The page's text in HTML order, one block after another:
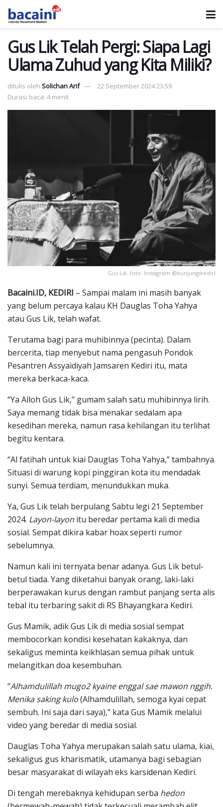
Gus Lik Telah Pergi: Siapa Lagi
Ulama Zuhud yang Kita Miliki?
ditulis oleh Solichan Arif
22 September 2024 23:59
Durasi baca: 4 menit
Gus Lik. foto: Instagram @kunjungikediri
Bacaini.ID, KEDIRI – Sampai malam ini masih banyak
yang belum percaya kalau KH Dauglas Toha Yahya
atau Gus Lik, telah wafat.
Terutama bagi para muhibinnya (pecinta). Dalam
bercerita, tiap menyebut nama pengasuh Pondok
Pesantren Assyaidiyah Jamsaren Kediri itu, mata
mereka berkaca-kaca.
“Ya Alloh Gus Lik,” gumam salah satu muhibinnya lirih.
Saya memang tidak bisa menakar sedalam apa
kesedihan mereka, namun rasa kehilangan itu terlihat
begitu kentara.
“Al fatihah untuk kiai Dauglas Toha Yahya,” tambahnya.
Situasi di warung kopi pinggiran kota itu mendadak
sunyi. Semua terdiam, menundukkan muka.
Ya, Gus Lik telah berpulang Sabtu legi 21 September
2024. Layon-layon itu beredar pertama kali di media
sosial. Sempat dikira kabar hoax seperti rumor
sebelumnya.
Namun kali ini ternyata benar adanya. Gus Lik betul-
betul tiada. Yang diketahui banyak orang, laki-laki
berperawakan kurus dengan rambut panjang serta alis
tebal itu terbaring sakit di RS Bhayangkara Kediri.
Gus Mamik, adik Gus Lik di media sosial sempat
membocorkan kondisi kesehatan kakaknya, dan
sekaligus meminta keikhlasan semua pihak untuk
melangitkan doa kesembuhan.
“Alhamdulillah mugo2 kyaine enggal sae mawon nggih.
Menika saking kulo(Alhamdulillah, semoga kyai cepat
sembuh. Ini saja dari saya),” kata Gus Mamik melalui
video yang beredar di media sosial.
Dauglas Toha Yahya merupakan salah satu ulama, kiai,
sekaligus gus kharismatik, utamanya bagi sebagian
besar masyarakat di wilayah eks karsidenan Kediri.
Di tengah merebaknya kehidupan serba hedon